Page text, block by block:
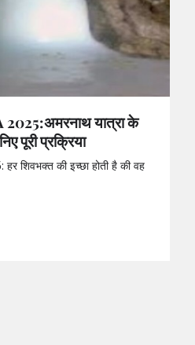
यात्रा के
पूरी प्रक्रिया
शिवभक्त की इच्छा होती है की वह